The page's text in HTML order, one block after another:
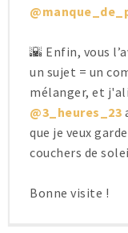
🌇 Enfin, vous
un sujet = un
mélanger, et
@3_heures_23
que je veux
couchers de
Bonne visite !